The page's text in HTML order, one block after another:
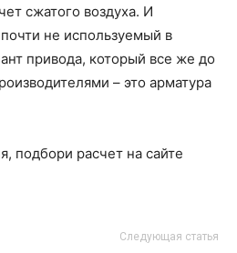
сжатого воздуха. И
не используемый в
привода, который все же до
– это арматура
подбори расчет на сайте
Следующая статья